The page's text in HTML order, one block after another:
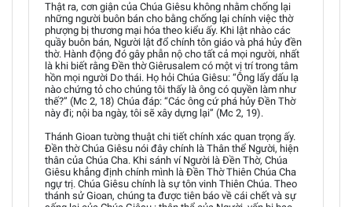
Thật ra, cơn giận của Chúa Giêsu không nhằm chống lại
những người buôn bán cho bằng chống lại chính việc thờ
phượng bị thương mại hóa theo kiểu ấy. Khi lật nhào các
quầy buôn bán, Người lật đổ chính tôn giáo và phá hủy đền
thờ. Hành động đó gây phẫn nộ cho tất cả mọi người, nhất
là khi biết rằng Đền thờ Giêrusalem có một vị trí trong tâm
hồn mọi người Do thái. Họ hỏi Chúa Giêsu: “Ông lấy dấu lạ
nào chứng tỏ cho chúng tôi thấy là ông có quyền làm như
thế?” (Mc 2, 18) Chúa đáp: “Các ông cứ phá hủy Ðền Thờ
này đi; nội ba ngày, tôi sẽ xây dựng lại” (Mc 2, 19).
Thánh Gioan tường thuật chi tiết chính xác quan trọng ấy.
Đền thờ Chúa Giêsu nói đây chính là Thân thể Người, hiện
thân của Chúa Cha. Khi sánh ví Người là Đền Thờ, Chúa
Giêsu khẳng định chính mình là Đền Thờ Thiên Chúa Cha
ngự trị. Chúa Giêsu chính là sự tôn vinh Thiên Chúa. Theo
thánh sử Gioan, chúng ta được tiên báo về cái chết và sự